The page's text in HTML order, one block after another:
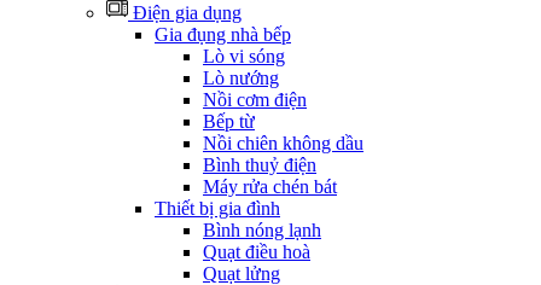
Điện gia dụng
Gia đụng nhà bếp
Lò vi sóng
Lò nướng
Nồi cơm điện
Bếp từ
Nồi chiên không dầu
Bình thuỷ điện
Máy rửa chén bát
Thiết bị gia đình
Bình nóng lạnh
Quạt điều hoà
Quạt lửng